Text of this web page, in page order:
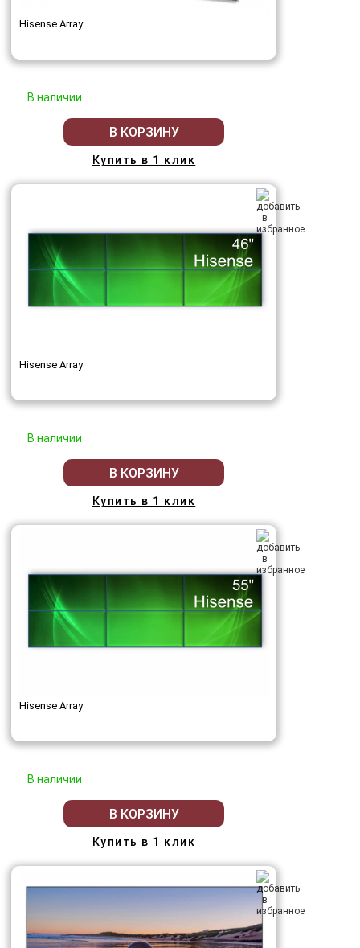
Hisense Array
В наличии
В КОРЗИНУ
Купить в 1 клик
Hisense Array
В наличии
В КОРЗИНУ
Купить в 1 клик
Hisense Array
В наличии
В КОРЗИНУ
Купить в 1 клик